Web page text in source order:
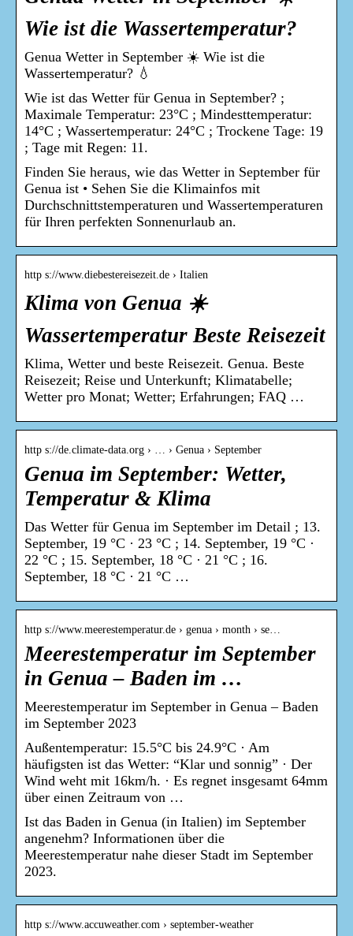
Wie ist die Wassertemperatur?
Genua Wetter in September ☀️ Wie ist die
Wassertemperatur? 💧
Wie ist das Wetter für Genua in September? ;
Maximale Temperatur: 23°C ; Mindesttemperatur:
14°C ; Wassertemperatur: 24°C ; Trockene Tage: 19
; Tage mit Regen: 11.
Finden Sie heraus, wie das Wetter in September für
Genua ist • Sehen Sie die Klimainfos mit
Durchschnittstemperaturen und Wassertemperaturen
für Ihren perfekten Sonnenurlaub an.
http s://www.diebestereisezeit.de › Italien
Klima von Genua ☀️
Wassertemperatur Beste Reisezeit
Klima, Wetter und beste Reisezeit. Genua. Beste
Reisezeit; Reise und Unterkunft; Klimatabelle;
Wetter pro Monat; Wetter; Erfahrungen; FAQ …
http s://de.climate-data.org › … › Genua › September
Genua im September: Wetter,
Temperatur & Klima
Das Wetter für Genua im September im Detail ; 13.
September, 19 °C · 23 °C ; 14. September, 19 °C ·
22 °C ; 15. September, 18 °C · 21 °C ; 16.
September, 18 °C · 21 °C …
http s://www.meerestemperatur.de › genua › month › se…
Meerestemperatur im September
in Genua – Baden im …
Meerestemperatur im September in Genua – Baden
im September 2023
Außentemperatur: 15.5°C bis 24.9°C · Am
häufigsten ist das Wetter: “Klar und sonnig” · Der
Wind weht mit 16km/h. · Es regnet insgesamt 64mm
über einen Zeitraum von …
Ist das Baden in Genua (in Italien) im September
angenehm? Informationen über die
Meerestemperatur nahe dieser Stadt im September
2023.
http s://www.accuweather.com › september-weather